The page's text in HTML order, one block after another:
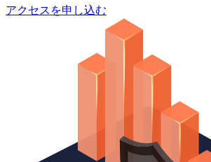
アクセスを申し込む